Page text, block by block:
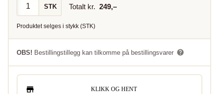
STK Totalt kr. 249,–
Produktet selges i stykk (STK)
OBS! Bestillingstillegg kan tilkomme på bestillingsvarer
KLIKK OG HENT